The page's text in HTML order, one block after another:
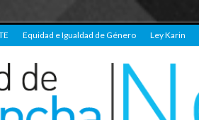
Equidad e Igualdad de Género Ley Karin